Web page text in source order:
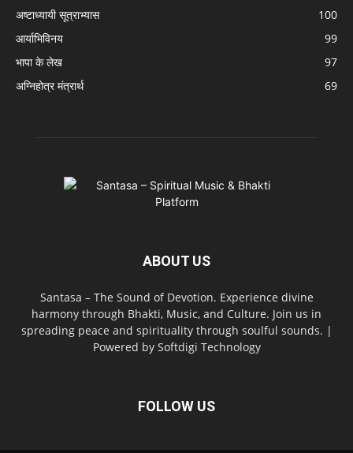
अष्टाध्यायी सूत्राभ्यास
100
आर्याभिविनय
99
भापा के लेख
97
अग्निहोत्र मंत्रार्थ
69
ABOUT US
Santasa – The Sound of Devotion. Experience divine
harmony through Bhakti, Music, and Culture. Join us in
spreading peace and spirituality through soulful sounds. |
Powered by Softdigi Technology
FOLLOW US